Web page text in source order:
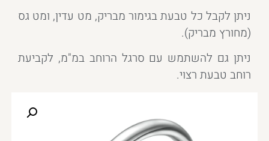
ניתן לקבל כל טבעת בגימור מבריק, מט עדין, ומט גס
(מחורץ מבריק).
ניתן גם להשתמש עם סרגל הרוחב במ"מ, לקביעת
רוחב טבעת רצוי.